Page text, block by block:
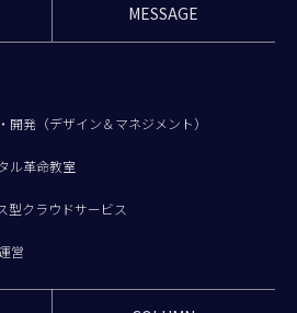
MESSAGE
開発（デザイン＆マネジメント）
ル革命教室
型クラウドサービス
営